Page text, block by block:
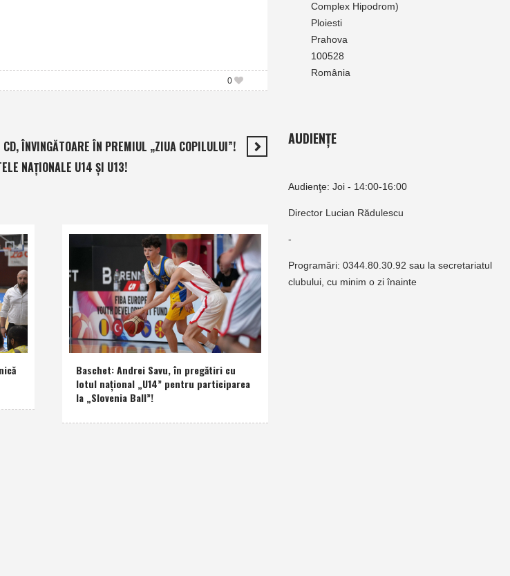
0
ÎNVINGĂTOARE ÎN PREMIUL „ZIUA COPILULUI”!
NAŢIONALE U14 ŞI U13!
Baschet: Andrei Savu, în pregătiri cu
lotul naţional „U14” pentru participarea
la „Slovenia Ball”!
Complex Hipodrom)
Ploiesti
Prahova
100528
România
AUDIENȚE
Audienţe: Joi - 14:00-16:00
Director Lucian Rădulescu
-
Programări: 0344.80.30.92 sau la secretariatul
clubului, cu minim o zi înainte